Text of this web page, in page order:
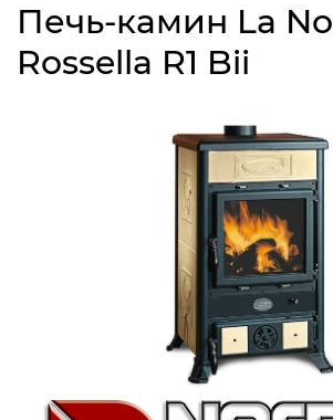
Печь-камин La
Rossella R1 Bii